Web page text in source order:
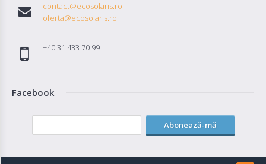
contact@ecosolaris.ro
oferta@ecosolaris.ro
+40 31 433 70 99
Facebook
Abonează-mă